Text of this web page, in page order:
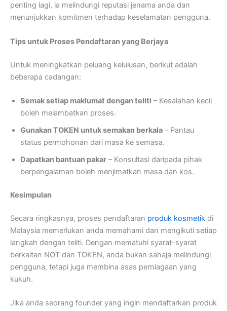
penting lagi, ia melindungi reputasi jenama anda dan
menunjukkan komitmen terhadap keselamatan pengguna.
Tips untuk Proses Pendaftaran yang Berjaya
Untuk meningkatkan peluang kelulusan, berikut adalah
beberapa cadangan:
Semak setiap maklumat dengan teliti – Kesalahan kecil
boleh melambatkan proses.
Gunakan TOKEN untuk semakan berkala – Pantau
status permohonan dari masa ke semasa.
Dapatkan bantuan pakar – Konsultasi daripada pihak
berpengalaman boleh menjimatkan masa dan kos.
Kesimpulan
Secara ringkasnya, proses pendaftaran produk kosmetik di
Malaysia memerlukan anda memahami dan mengikuti setiap
langkah dengan teliti. Dengan mematuhi syarat-syarat
berkaitan NOT dan TOKEN, anda bukan sahaja melindungi
pengguna, tetapi juga membina asas perniagaan yang
kukuh.
Jika anda seorang founder yang ingin mendaftarkan produk